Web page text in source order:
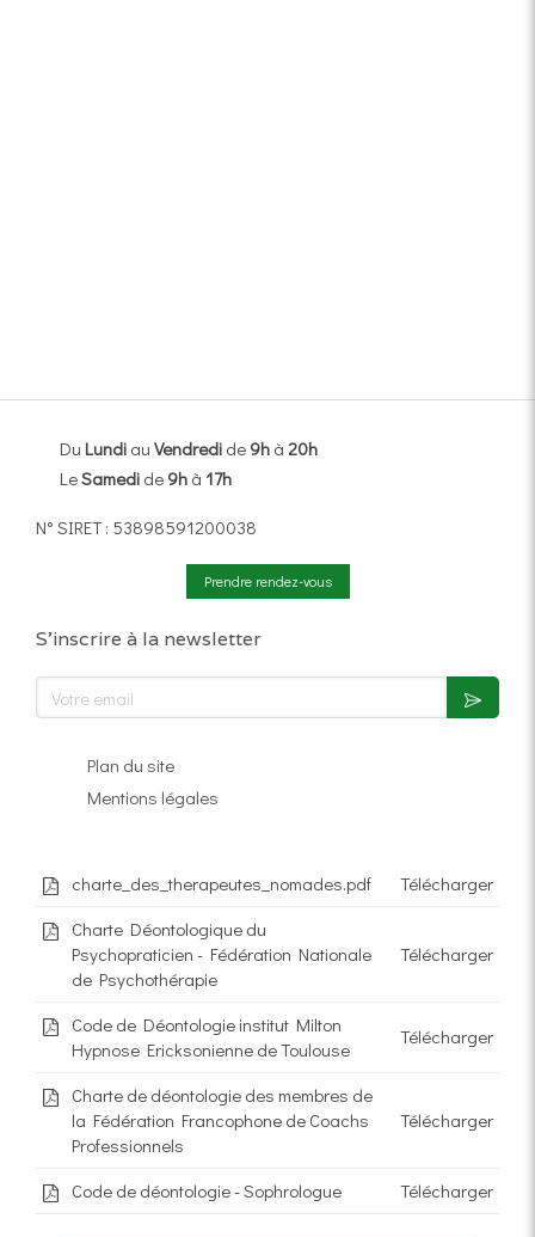
Du Lundi au Vendredi de 9h à 20h
LeSamedi de 9h à 17h
N° SIRET : 53898591200038
Prendre rendez-vous
S'inscrire à la newsletter
Votre email
Plan du site
Mentions légales
charte_des_therapeutes_nomades.pdf
Télécharger
Charte Déontologique du
Psychopraticien - Fédération Nationale
de Psychothérapie
Télécharger
Code de Déontologie institut Milton
Hypnose Ericksonienne de Toulouse
Télécharger
Charte de déontologie des membres de
la Fédération Francophone de Coachs
Professionnels
Télécharger
Code de déontologie - Sophrologue Télécharger